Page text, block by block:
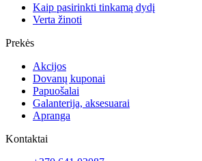
Kaip pasirinkti tinkamą dydį
Verta žinoti
Prekės
Akcijos
Dovanų kuponai
Papuošalai
Galanterija, aksesuarai
Apranga
Kontaktai